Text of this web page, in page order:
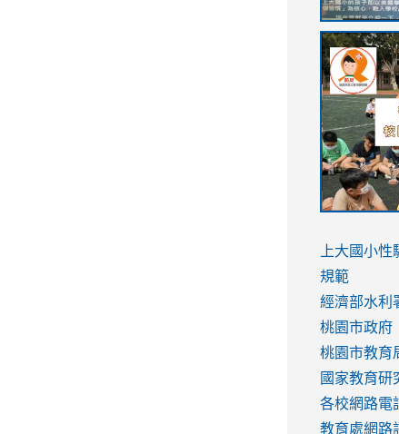
link
to
https://
link
to
https://
usp=sharing
link
to
https://
8M
link
to
https://
usp=sharing
to
https://
to
https://
link
to
https://
上大國小
規範
經濟部水利
桃園市政府
桃園市教育
國家教育研
各校網路電
教育處網路